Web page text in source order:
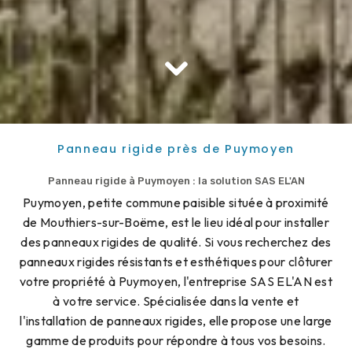
Panneau rigide près de Puymoyen
Panneau rigide à Puymoyen : la solution SAS EL'AN
Puymoyen, petite commune paisible située à proximité
de Mouthiers-sur-Boëme, est le lieu idéal pour installer
des panneaux rigides de qualité. Si vous recherchez des
panneaux rigides résistants et esthétiques pour clôturer
votre propriété à Puymoyen, l'entreprise SAS EL'AN est
à votre service. Spécialisée dans la vente et
l'installation de panneaux rigides, elle propose une large
gamme de produits pour répondre à tous vos besoins.